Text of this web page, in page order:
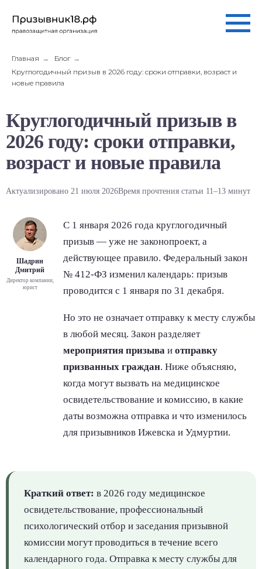
Главная → Блог →
Круглогодичный призыв в 2026 году: сроки отправки, возраст и
новые правила
Круглогодичный призыв в
2026 году: сроки отправки,
возраст и новые правила
Актуализировано 21 июля 2026Время прочтения статьи 11–13 минут
Шадрин
Дмитрий
Директор компании,
юрист
С 1 января 2026 года круглогодичный
призыв — уже не законопроект, а
действующее правило. Федеральный закон
№ 412-ФЗ изменил календарь: призыв
проводится с 1 января по 31 декабря.
Но это не означает отправку к месту службы
в любой месяц. Закон разделяет
мероприятия призыва и отправку
призванных граждан. Ниже объясняю,
когда могут вызвать на медицинское
освидетельствование и комиссию, в какие
даты возможна отправка и что изменилось
для призывников Ижевска и Удмуртии.
Краткий ответ: в 2026 году медицинское
освидетельствование, профессиональный
психологический отбор и заседания призывной
комиссии могут проводиться в течение всего
календарного года. Отправка к месту службы для